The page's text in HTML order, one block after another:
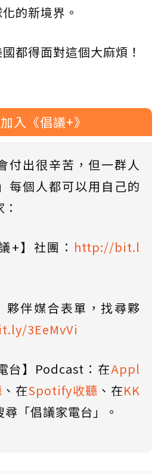
的新境界。
都得面對這個大麻煩！
入《倡議+》
付出很辛苦，但一群人
每個人都可以用自己的
+】社團： http://bit.l
夥伴媒合表單，找尋夥
3EeMvVi
台】Podcast：在Appl
、在Spotify收聽 、在KK
尋「倡議家電台」。